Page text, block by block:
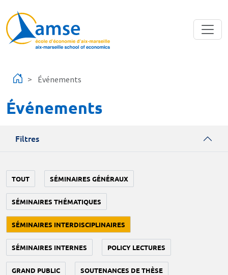
Événements
Événements
Filtres
TOUT SÉMINAIRES GÉNÉRAUX
SÉMINAIRES THÉMATIQUES
SÉMINAIRES INTERDISCIPLINAIRES
SÉMINAIRES INTERNES POLICY LECTURES
GRAND PUBLIC SOUTENANCES DE THÈSE